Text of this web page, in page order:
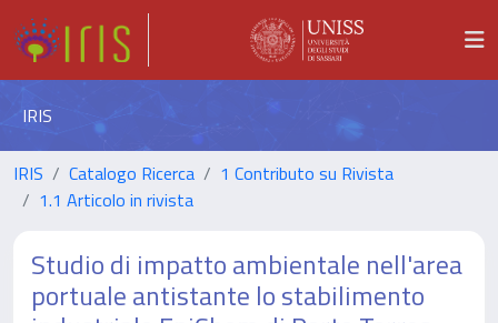
IRIS
IRIS Catalogo Ricerca
1 Contributo su Rivista
1.1 Articolo in rivista
Studio di impatto ambientale nell'area
portuale antistante lo stabilimento